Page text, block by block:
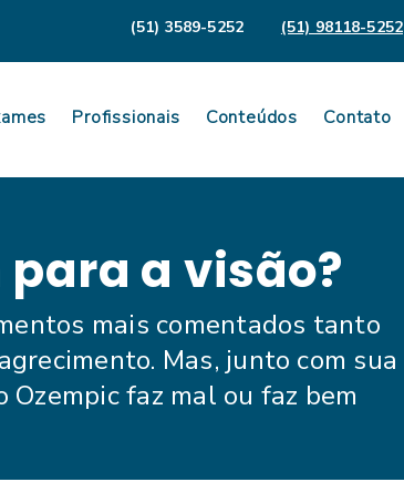
(51) 3589-5252 (51) 98118-5252
Profissionais Conteúdos Contato
a visão?
mais comentados tanto
Mas, junto com sua
faz mal ou faz bem